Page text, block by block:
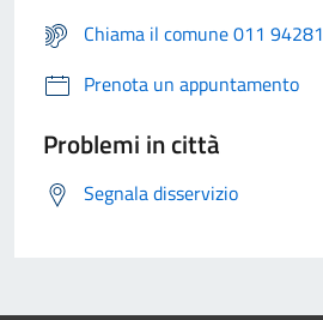
Chiama il comune 011 94281
Prenota un appuntamento
Problemi in città
Segnala disservizio